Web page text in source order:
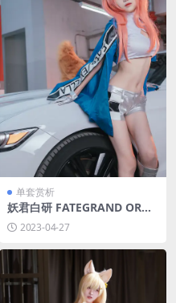
单套赏析
妖君白研 FATEGRAND ORDE
R玉澡前 FATE COS正片 [8P-6
3MB]2023-04-27